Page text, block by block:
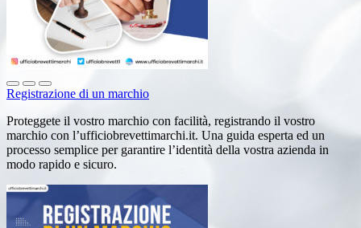
Registrazione di un marchio
Proteggete il vostro marchio con facilità, registrando il vostro
marchio con l’ufficiobrevettimarchi.it. Una guida esperta ed un
processo semplice per garantire l’identità della vostra azienda in
modo rapido e sicuro.